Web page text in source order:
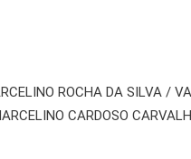
ROCHA DA SILVA /
CARDOSO